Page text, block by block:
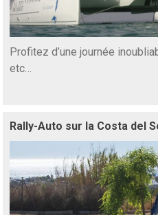
Profitez d’une journée
etc…
Rally-Auto sur la Costa del